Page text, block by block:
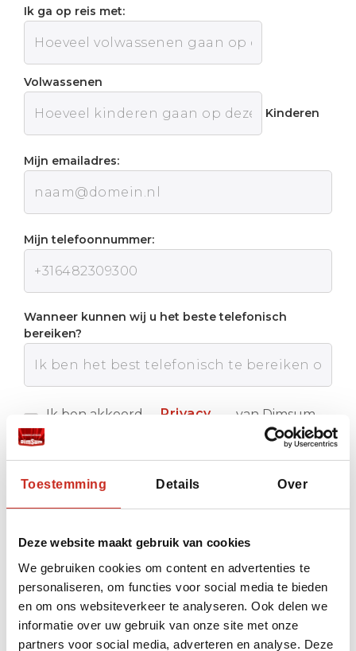
Toestemming Details Over
Deze website maakt gebruik van cookies
We gebruiken cookies om content en advertenties te
personaliseren, om functies voor social media te bieden
en om ons websiteverkeer te analyseren. Ook delen we
informatie over uw gebruik van onze site met onze
partners voor social media, adverteren en analyse. Deze
Ik ga op reis met:
Volwassenen
Kinderen
Mijn emailadres:
Mijn telefoonnummer:
Wanneer kunnen wij u het beste telefonisch
bereiken?
Ik ben akkoord
Privacy
van Dimsum
Reizen
Verstuur